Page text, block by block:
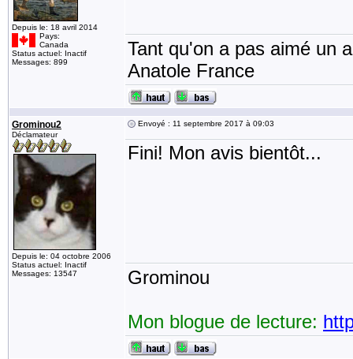
Depuis le: 18 avril 2014
Pays:
Canada
Status actuel: Inactif
Messages: 899
Tant qu'on a pas aimé un
Anatole France
Grominou2
Déclamateur
Depuis le: 04 octobre 2006
Status actuel: Inactif
Messages: 13547
Envoyé : 11 septembre 2017 à 09:03
Fini! Mon avis bientôt...
Grominou
Mon blogue de lecture: